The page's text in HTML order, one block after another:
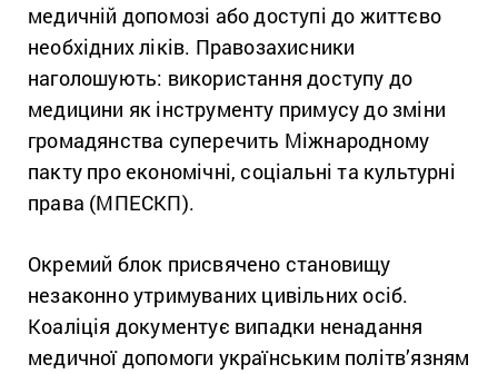
медичній допомозі або доступі до життєво
необхідних ліків. Правозахисники
наголошують: використання доступу до
медицини як інструменту примусу до зміни
громадянства суперечить Міжнародному
пакту про економічні, соціальні та культурні
права (МПЕСКП).
Окремий блок присвячено становищу
незаконно утримуваних цивільних осіб.
Коаліція документує випадки ненадання
медичної допомоги українським політв’язням